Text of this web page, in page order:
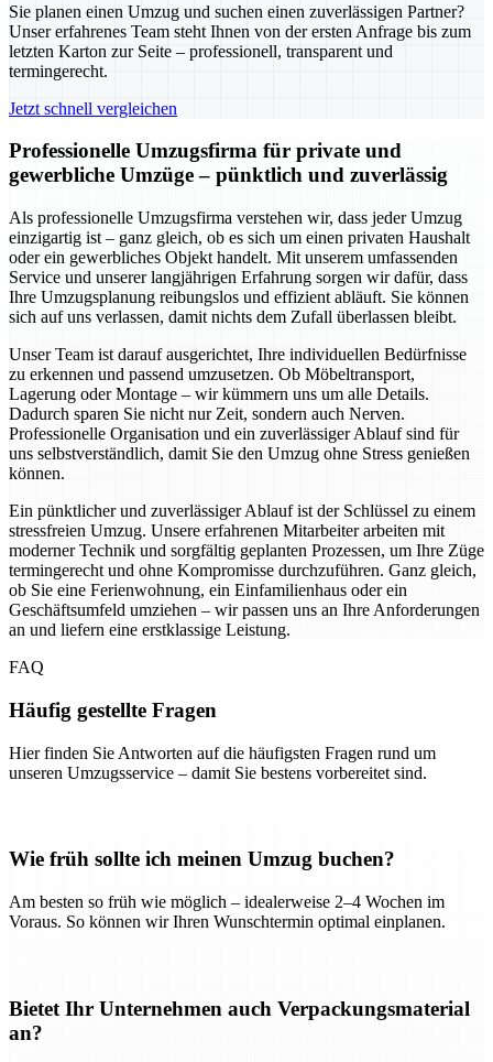
Sie planen einen Umzug und suchen einen zuverlässigen Partner?
Unser erfahrenes Team steht Ihnen von der ersten Anfrage bis zum
letzten Karton zur Seite – professionell, transparent und
termingerecht.
Jetzt schnell vergleichen
Professionelle Umzugsfirma für private und
gewerbliche Umzüge – pünktlich und zuverlässig
Als professionelle Umzugsfirma verstehen wir, dass jeder Umzug
einzigartig ist – ganz gleich, ob es sich um einen privaten Haushalt
oder ein gewerbliches Objekt handelt. Mit unserem umfassenden
Service und unserer langjährigen Erfahrung sorgen wir dafür, dass
Ihre Umzugsplanung reibungslos und effizient abläuft. Sie können
sich auf uns verlassen, damit nichts dem Zufall überlassen bleibt.
Unser Team ist darauf ausgerichtet, Ihre individuellen Bedürfnisse
zu erkennen und passend umzusetzen. Ob Möbeltransport,
Lagerung oder Montage – wir kümmern uns um alle Details.
Dadurch sparen Sie nicht nur Zeit, sondern auch Nerven.
Professionelle Organisation und ein zuverlässiger Ablauf sind für
uns selbstverständlich, damit Sie den Umzug ohne Stress genießen
können.
Ein pünktlicher und zuverlässiger Ablauf ist der Schlüssel zu einem
stressfreien Umzug. Unsere erfahrenen Mitarbeiter arbeiten mit
moderner Technik und sorgfältig geplanten Prozessen, um Ihre Züge
termingerecht und ohne Kompromisse durchzuführen. Ganz gleich,
ob Sie eine Ferienwohnung, ein Einfamilienhaus oder ein
Geschäftsumfeld umziehen – wir passen uns an Ihre Anforderungen
an und liefern eine erstklassige Leistung.
FAQ
Häufig gestellte Fragen
Hier finden Sie Antworten auf die häufigsten Fragen rund um
unseren Umzugsservice – damit Sie bestens vorbereitet sind.
Wie früh sollte ich meinen Umzug buchen?
Am besten so früh wie möglich – idealerweise 2–4 Wochen im
Voraus. So können wir Ihren Wunschtermin optimal einplanen.
Bietet Ihr Unternehmen auch Verpackungsmaterial
an?